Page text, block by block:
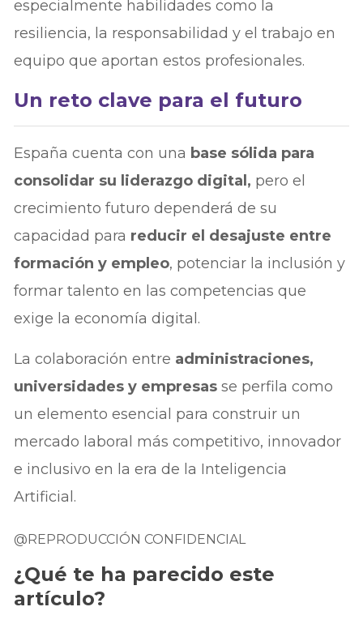
especialmente habilidades como la
resiliencia, la responsabilidad y el trabajo en
equipo que aportan estos profesionales.
Un reto clave para el futuro
España cuenta con una base sólida para
consolidar su liderazgo digital, pero el
crecimiento futuro dependerá de su
capacidad para reducir el desajuste entre
formación y empleo, potenciar la inclusión y
formar talento en las competencias que
exige la economía digital.
La colaboración entre administraciones,
universidades y empresas se perfila como
un elemento esencial para construir un
mercado laboral más competitivo, innovador
e inclusivo en la era de la Inteligencia
Artificial.
@REPRODUCCIÓN CONFIDENCIAL
¿Qué te ha parecido este
artículo?